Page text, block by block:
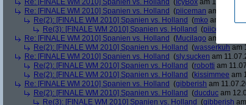
Re: [FINALE WM 2010] Spanien vs. Holland ( IcyBox am
Re: [FINALE WM 2010] Spanien vs. Holland (piiceman am
Re(2): [FINALE WM 2010] Spanien vs. Holland (mko am
Re(3): [FINALE WM 2010] Spanien vs. Holland (piiceman
Re: [FINALE WM 2010] Spanien vs. Holland (Mucilago am
Re(2): [FINALE WM 2010] Spanien vs. Holland (wasserkuh am
Re: [FINALE WM 2010] Spanien vs. Holland (sly.sucken am
Re(2): [FINALE WM 2010] Spanien vs. Holland (robotti am
Re(2): [FINALE WM 2010] Spanien vs. Holland (kissimmee am
Re: [FINALE WM 2010] Spanien vs. Holland (gibberish am
Re(2): [FINALE WM 2010] Spanien vs. Holland (ducduc am
Re(3): [FINALE WM 2010] Spanien vs. Holland (gibberish